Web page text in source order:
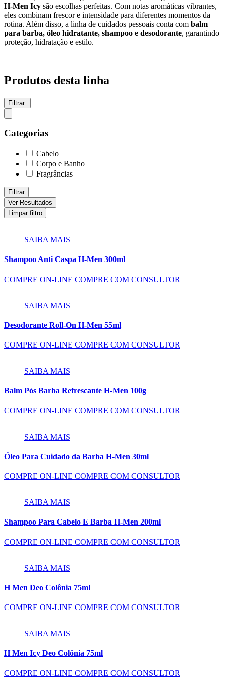
H-Men Icy são escolhas perfeitas. Com notas aromáticas vibrantes,
eles combinam frescor e intensidade para diferentes momentos da
rotina. Além disso, a linha de cuidados pessoais conta com balm
para barba, óleo hidratante, shampoo e desodorante, garantindo
proteção, hidratação e estilo.
Produtos desta linha
Filtrar
Categorias
Cabelo
Corpo e Banho
Fragrâncias
Filtrar
Ver Resultados
Limpar filtro
SAIBA MAIS
Shampoo Anti Caspa H-Men 300ml
COMPRE ON-LINE COMPRE COM CONSULTOR
SAIBA MAIS
Desodorante Roll-On H-Men 55ml
COMPRE ON-LINE COMPRE COM CONSULTOR
SAIBA MAIS
Balm Pós Barba Refrescante H-Men 100g
COMPRE ON-LINE COMPRE COM CONSULTOR
SAIBA MAIS
Óleo Para Cuidado da Barba H-Men 30ml
COMPRE ON-LINE COMPRE COM CONSULTOR
SAIBA MAIS
Shampoo Para Cabelo E Barba H-Men 200ml
COMPRE ON-LINE COMPRE COM CONSULTOR
SAIBA MAIS
H Men Deo Colônia 75ml
COMPRE ON-LINE COMPRE COM CONSULTOR
SAIBA MAIS
H Men Icy Deo Colônia 75ml
COMPRE ON-LINE COMPRE COM CONSULTOR